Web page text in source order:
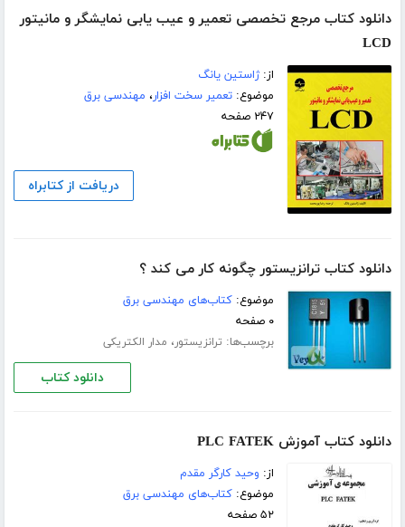
دانلود کتاب مرجع تخصصی تعمیر و عیب یابی نمایشگر و مانیتور
LCD
از:ژاستین یانگ
موضوع:تعمیر سخت افزار، مهندسی برق
۲۴۷ صفحه
دریافت از کتابراه
دانلود کتاب ترانزیستور چگونه کار می کند ؟
موضوع:کتاب‌های مهندسی برق
۰ صفحه
برچسب‌ها: ترانزیستور، مدار الکتریکی
دانلود کتاب
دانلود کتاب آموزش PLC FATEK
از: وحید کارگر مقدم
موضوع:کتاب‌های مهندسی برق
۵۲ صفحه